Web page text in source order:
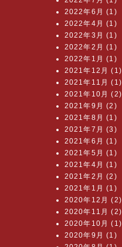
2022年6月 (1)
2022年4月 (1)
2022年3月 (1)
2022年2月 (1)
2022年1月 (1)
2021年12月 (1)
2021年11月 (1)
2021年10月 (2)
2021年9月 (2)
2021年8月 (1)
2021年7月 (3)
2021年6月 (1)
2021年5月 (1)
2021年4月 (1)
2021年2月 (2)
2021年1月 (1)
2020年12月 (2)
2020年11月 (2)
2020年10月 (1)
2020年9月 (1)